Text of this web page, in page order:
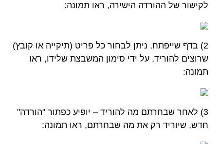
לקישור של ההורדה הישירה, ראו תמונה:
2) בדף שייפתח, ניתן לבחור כל פריט (תיקייה או קובץ)
שרוצים להוריד, על ידי סימון המשבצת שלידו, ראו
תמונה:
3) לאחר שבחרתם מה להוריד – יופיע כפתור "הורדה"
חדש, שיוריד רק את מה שבחרתם, ראו תמונה: